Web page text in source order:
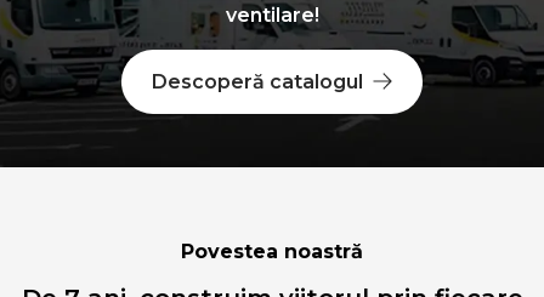
ventilare!
Descoperă catalogul
Povestea noastră